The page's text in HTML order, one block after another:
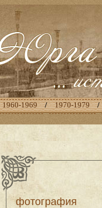
1960-1969 / 1970-1979 /
фотография